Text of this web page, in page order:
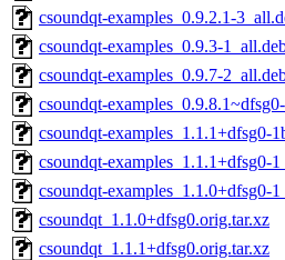
csoundqt-examples_0.9.2.1-
csoundqt-examples_0.9.3-
csoundqt-examples_0.9.7-
csoundqt-
csoundqt-examples_1.1.1+dfsg0-
csoundqt-examples_1.1.1+dfsg0-
csoundqt-examples_1.1.0+dfsg0-
csoundqt_1.1.0+dfsg0.orig.tar.xz
csoundqt_1.1.1+dfsg0.orig.tar.xz